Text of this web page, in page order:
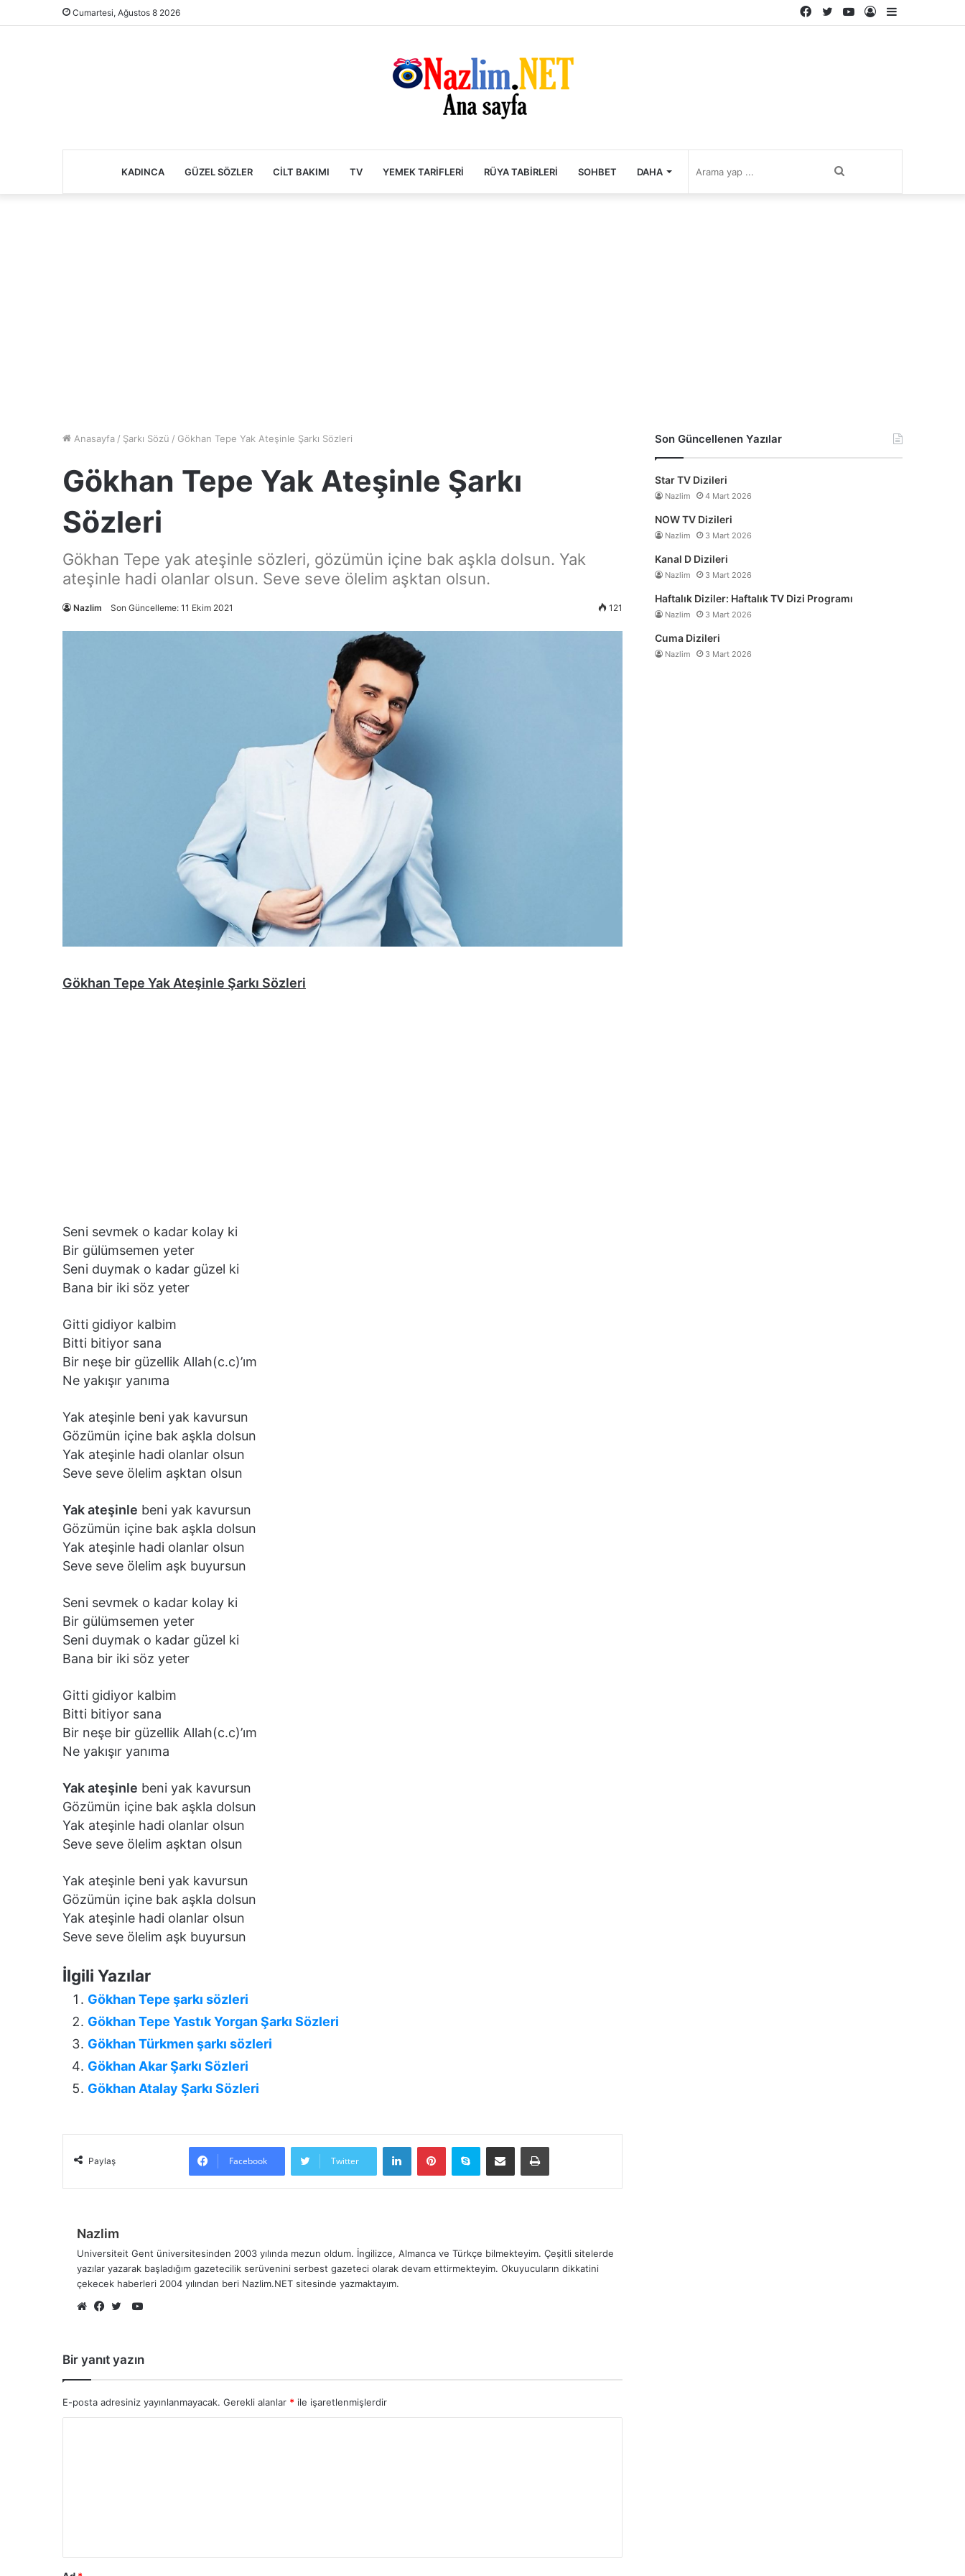
Cumartesi, Ağustos 8 2026
Kenar
Kayıt
YouTube
Twitter
Facebook
KADINCA GÜZEL SÖZLER CILT BAKIMI TV YEMEK TARIFLERI RÜYA TABIRLERI SOHBET DAHA
Anasayfa / Şarkı Sözü / Gökhan Tepe Yak Ateşinle Şarkı Sözleri
Gökhan Tepe Yak Ateşinle Şarkı
Sözleri
Gökhan Tepe yak ateşinle sözleri, gözümün içine bak aşkla dolsun. Yak
ateşinle hadi olanlar olsun. Seve seve ölelim aşktan olsun.
Nazlim Son Güncelleme: 11 Ekim 2021 121
Gökhan Tepe Yak Ateşinle Şarkı Sözleri
Seni sevmek o kadar kolay ki
Bir gülümsemen yeter
Seni duymak o kadar güzel ki
Bana bir iki söz yeter
Gitti gidiyor kalbim
Bitti bitiyor sana
Bir neşe bir güzellik Allah(c.c)’ım
Ne yakışır yanıma
Yak ateşinle beni yak kavursun
Gözümün içine bak aşkla dolsun
Yak ateşinle hadi olanlar olsun
Seve seve ölelim aşktan olsun
Yak ateşinle beni yak kavursun
Gözümün içine bak aşkla dolsun
Yak ateşinle hadi olanlar olsun
Seve seve ölelim aşk buyursun
Seni sevmek o kadar kolay ki
Bir gülümsemen yeter
Seni duymak o kadar güzel ki
Bana bir iki söz yeter
Gitti gidiyor kalbim
Bitti bitiyor sana
Bir neşe bir güzellik Allah(c.c)’ım
Ne yakışır yanıma
Yak ateşinle beni yak kavursun
Gözümün içine bak aşkla dolsun
Yak ateşinle hadi olanlar olsun
Seve seve ölelim aşktan olsun
Yak ateşinle beni yak kavursun
Gözümün içine bak aşkla dolsun
Yak ateşinle hadi olanlar olsun
Seve seve ölelim aşk buyursun
İlgili Yazılar
Gökhan Tepe şarkı sözleri
Gökhan Tepe Yastık Yorgan Şarkı Sözleri
Gökhan Türkmen şarkı sözleri
Gökhan Akar Şarkı Sözleri
Gökhan Atalay Şarkı Sözleri
Paylaş Facebook Twitter
LinkedInPinterestSkype E-Posta ile paylaş Yazdır
Nazlim
Universiteit Gent üniversitesinden 2003 yılında mezun oldum. İngilizce, Almanca ve Türkçe bilmekteyim. Çeşitli sitelerde
yazılar yazarak başladığım gazetecilik serüvenini serbest gazeteci olarak devam ettirmekteyim. Okuyucuların dikkatini
çekecek haberleri 2004 yılından beri Nazlim.NET sitesinde yazmaktayım.
YouTube
Bir yanıt yazın
E-posta adresiniz yayınlanmayacak. Gerekli alanlar * ile işaretlenmişlerdir
Son Güncellenen Yazılar
Star TV Dizileri
Nazlim 4 Mart 2026
NOW TV Dizileri
Nazlim 3 Mart 2026
Kanal D Dizileri
Nazlim 3 Mart 2026
Haftalık Diziler: Haftalık TV Dizi Programı
Nazlim 3 Mart 2026
Cuma Dizileri
Nazlim 3 Mart 2026